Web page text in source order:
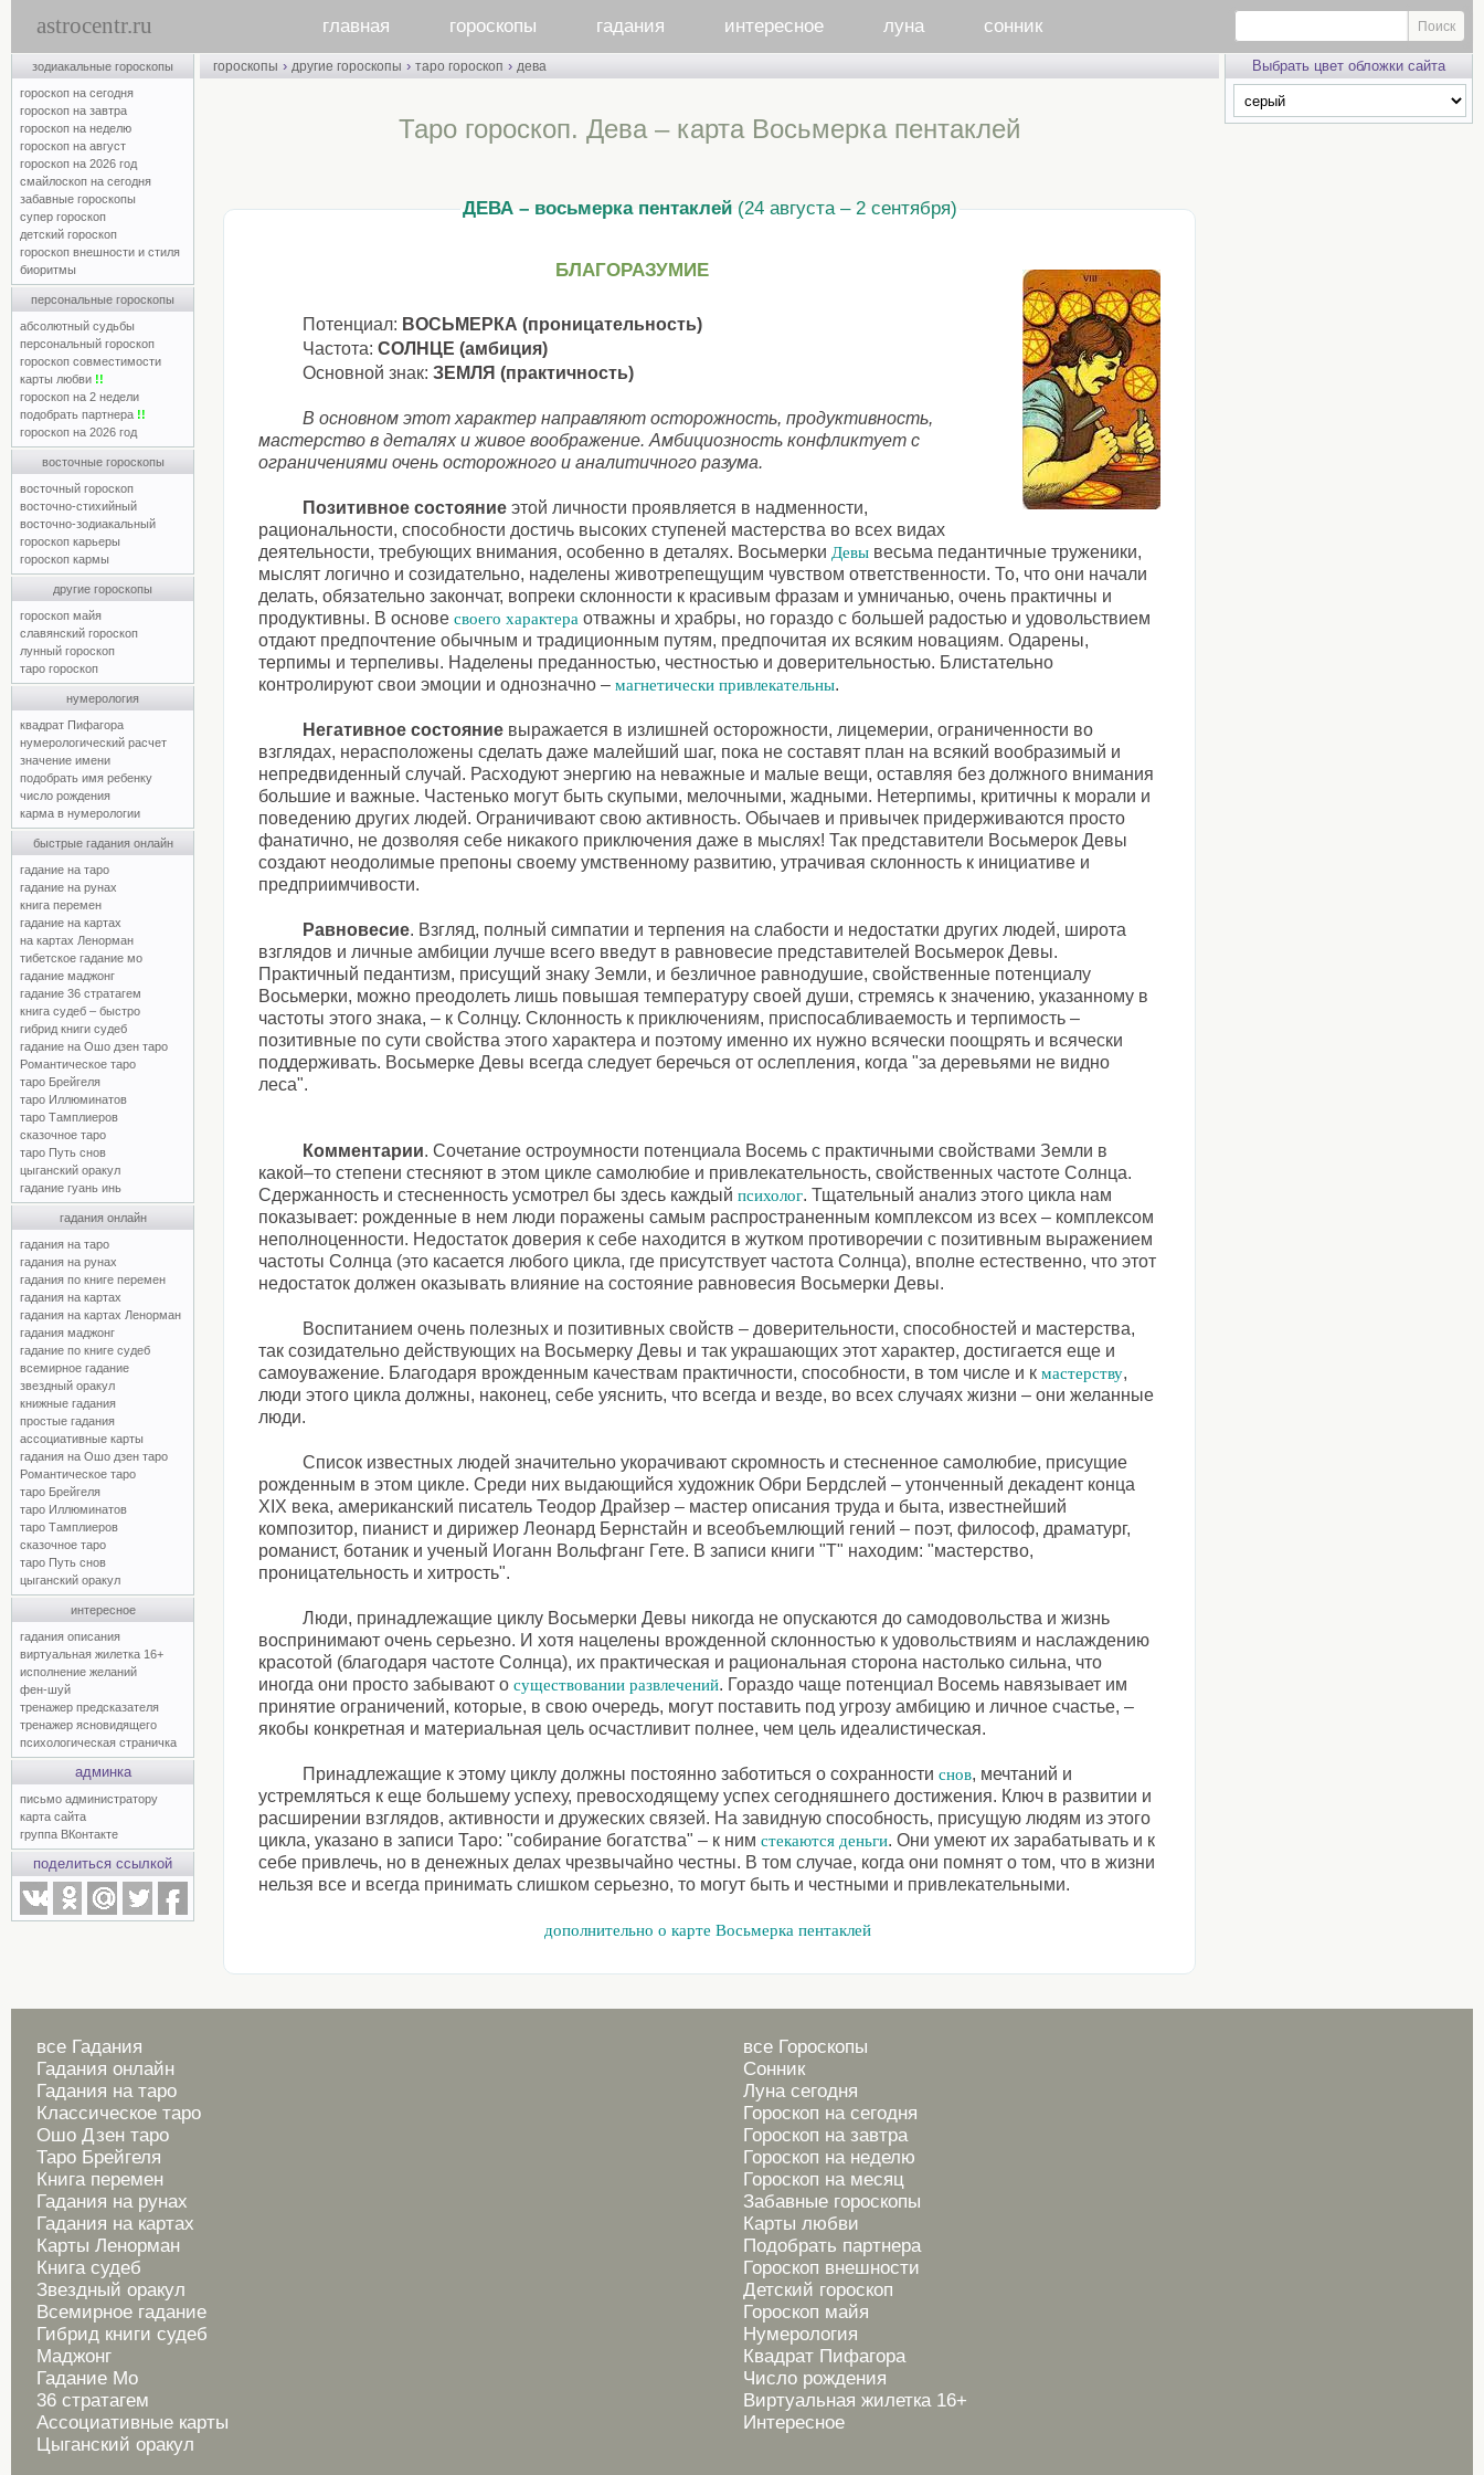
astrocentr.ru главная гороскопы гадания интересное луна сонник
зодиакальные гороскопы
гороскоп на сегодня
гороскоп на завтра
гороскоп на неделю
гороскоп на август
гороскоп на 2026 год
смайлоскоп на сегодня
забавные гороскопы
супер гороскоп
детский гороскоп
гороскоп внешности и стиля
биоритмы
персональные гороскопы
абсолютный судьбы
персональный гороскоп
гороскоп совместимости
карты любви !!
гороскоп на 2 недели
подобрать партнера !!
гороскоп на 2026 год
восточные гороскопы
восточный гороскоп
восточно-стихийный
восточно-зодиакальный
гороскоп карьеры
гороскоп кармы
другие гороскопы
гороскоп майя
славянский гороскоп
лунный гороскоп
таро гороскоп
нумерология
квадрат Пифагора
нумерологический расчет
значение имени
подобрать имя ребенку
число рождения
карма в нумерологии
быстрые гадания онлайн
гадание на таро
гадание на рунах
книга перемен
гадание на картах
на картах Ленорман
тибетское гадание мо
гадание маджонг
гадание 36 стратагем
книга судеб – быстро
гибрид книги судеб
гадание на Ошо дзен таро
Романтическое таро
таро Брейгеля
таро Иллюминатов
таро Тамплиеров
сказочное таро
таро Путь снов
цыганский оракул
гадание гуань инь
гадания онлайн
гадания на таро
гадания на рунах
гадания по книге перемен
гадания на картах
гадания на картах Ленорман
гадания маджонг
гадание по книге судеб
всемирное гадание
звездный оракул
книжные гадания
простые гадания
ассоциативные карты
гадания на Ошо дзен таро
Романтическое таро
таро Брейгеля
таро Иллюминатов
таро Тамплиеров
сказочное таро
таро Путь снов
цыганский оракул
интересное
гадания описания
виртуальная жилетка 16+
исполнение желаний
фен-шуй
тренажер предсказателя
тренажер ясновидящего
психологическая страничка
админка
письмо администратору
карта сайта
группа ВКонтакте
поделиться ссылкой
гороскопы › другие гороскопы › таро гороскоп › дева
Таро гороскоп. Дева – карта Восьмерка пентаклей
ДЕВА – восьмерка пентаклей(24 августа – 2 сентября)
БЛАГОРАЗУМИЕ
Потенциал: ВОСЬМЕРКА (проницательность)
Частота:СОЛНЦЕ (амбиция)
Основной знак:ЗЕМЛЯ (практичность)
В основном этот характер направляют осторожность, продуктивность,
мастерство в деталях и живое воображение. Амбициозность конфликтует с
ограничениями очень осторожного и аналитичного разума.
Позитивное состояние этой личности проявляется в надменности,
рациональности, способности достичь высоких ступеней мастерства во всех видах
деятельности, требующих внимания, особенно в деталях. Восьмерки Девы весьма педантичные труженики,
мыслят логично и созидательно, наделены животрепещущим чувством ответственности. То, что они начали
делать, обязательно закончат, вопреки склонности к красивым фразам и умничанью, очень практичны и
продуктивны. В основесвоего характера отважны и храбры, но гораздо с большей радостью и удовольствием
отдают предпочтение обычным и традиционным путям, предпочитая их всяким новациям. Одарены,
терпимы и терпеливы. Наделены преданностью, честностью и доверительностью. Блистательно
контролируют свои эмоции и однозначно –магнетически привлекательны.
Негативное состояние выражается в излишней осторожности, лицемерии, ограниченности во
взглядах, нерасположены сделать даже малейший шаг, пока не составят план на всякий вообразимый и
непредвиденный случай. Расходуют энергию на неважные и малые вещи, оставляя без должного внимания
большие и важные. Частенько могут быть скупыми, мелочными, жадными. Нетерпимы, критичны к морали и
поведению других людей. Ограничивают свою активность. Обычаев и привычек придерживаются просто
фанатично, не дозволяя себе никакого приключения даже в мыслях! Так представители Восьмерок Девы
создают неодолимые препоны своему умственному развитию, утрачивая склонность к инициативе и
предприимчивости.
Равновесие. Взгляд, полный симпатии и терпения на слабости и недостатки других людей, широта
взглядов и личные амбиции лучше всего введут в равновесие представителей Восьмерок Девы.
Практичный педантизм, присущий знаку Земли, и безличное равнодушие, свойственные потенциалу
Восьмерки, можно преодолеть лишь повышая температуру своей души, стремясь к значению, указанному в
частоты этого знака, – к Солнцу. Склонность к приключениям, приспосабливаемость и терпимость –
позитивные по сути свойства этого характера и поэтому именно их нужно всячески поощрять и всячески
поддерживать. Восьмерке Девы всегда следует беречься от ослепления, когда "за деревьями не видно
леса".
Комментарии. Сочетание остроумности потенциала Восемь с практичными свойствами Земли в
какой–то степени стесняют в этом цикле самолюбие и привлекательность, свойственных частоте Солнца.
Сдержанность и стесненность усмотрел бы здесь каждыйпсихолог. Тщательный анализ этого цикла нам
показывает: рожденные в нем люди поражены самым распространенным комплексом из всех – комплексом
неполноценности. Недостаток доверия к себе находится в жутком противоречии с позитивным выражением
частоты Солнца (это касается любого цикла, где присутствует частота Солнца), вполне естественно, что этот
недостаток должен оказывать влияние на состояние равновесия Восьмерки Девы.
Воспитанием очень полезных и позитивных свойств – доверительности, способностей и мастерства,
так созидательно действующих на Восьмерку Девы и так украшающих этот характер, достигается еще и
самоуважение. Благодаря врожденным качествам практичности, способности, в том числе и кмастерству,
люди этого цикла должны, наконец, себе уяснить, что всегда и везде, во всех случаях жизни – они желанные
люди.
Список известных людей значительно укорачивают скромность и стесненное самолюбие, присущие
рожденным в этом цикле. Среди них выдающийся художник Обри Бердслей – утонченный декадент конца
XIX века, американский писатель Теодор Драйзер – мастер описания труда и быта, известнейший
композитор, пианист и дирижер Леонард Бернстайн и всеобъемлющий гений – поэт, философ, драматург,
романист, ботаник и ученый Иоганн Вольфганг Гете. В записи книги "Т" находим: "мастерство,
проницательность и хитрость".
Люди, принадлежащие циклу Восьмерки Девы никогда не опускаются до самодовольства и жизнь
воспринимают очень серьезно. И хотя нацелены врожденной склонностью к удовольствиям и наслаждению
красотой (благодаря частоте Солнца), их практическая и рациональная сторона настолько сильна, что
иногда они просто забывают осуществовании развлечений. Гораздо чаще потенциал Восемь навязывает им
принятие ограничений, которые, в свою очередь, могут поставить под угрозу амбицию и личное счастье, –
якобы конкретная и материальная цель осчастливит полнее, чем цель идеалистическая.
Принадлежащие к этому циклу должны постоянно заботиться о сохранностиснов, мечтаний и
устремляться к еще большему успеху, превосходящему успех сегодняшнего достижения. Ключ в развитии и
расширении взглядов, активности и дружеских связей. На завидную способность, присущую людям из этого
цикла, указано в записи Таро: "собирание богатства" – к нимстекаются деньги. Они умеют их зарабатывать и к
себе привлечь, но в денежных делах чрезвычайно честны. В том случае, когда они помнят о том, что в жизни
нельзя все и всегда принимать слишком серьезно, то могут быть и честными и привлекательными.
дополнительно о карте Восьмерка пентаклей
Выбрать цвет обложки сайта
все Гадания
Гадания онлайн
Гадания на таро
Классическое таро
Ошо Дзен таро
Таро Брейгеля
Книга перемен
Гадания на рунах
Гадания на картах
Карты Ленорман
Книга судеб
Звездный оракул
Всемирное гадание
Гибрид книги судеб
Маджонг
Гадание Мо
36 стратагем
Ассоциативные карты
Цыганский оракул
все Гороскопы
Сонник
Луна сегодня
Гороскоп на сегодня
Гороскоп на завтра
Гороскоп на неделю
Гороскоп на месяц
Забавные гороскопы
Карты любви
Подобрать партнера
Гороскоп внешности
Детский гороскоп
Гороскоп майя
Нумерология
Квадрат Пифагора
Число рождения
Виртуальная жилетка 16+
Интересное